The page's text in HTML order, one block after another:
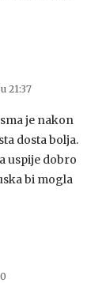
u 21:37
je nakon
dosta bolja.
uspije dobro
bi mogla